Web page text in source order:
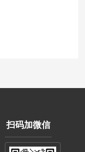
扫码加微信